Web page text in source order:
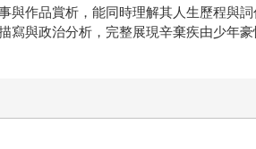
作品賞析，能同時理解其人生歷程與
與政治分析，完整展現辛棄疾由少年